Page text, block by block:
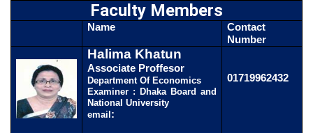
Faculty Members
Name
Contact
Number
Halima Khatun
Associate Proffesor
Department Of Economics
Examiner : Dhaka Board and
National University
email :
01719962432